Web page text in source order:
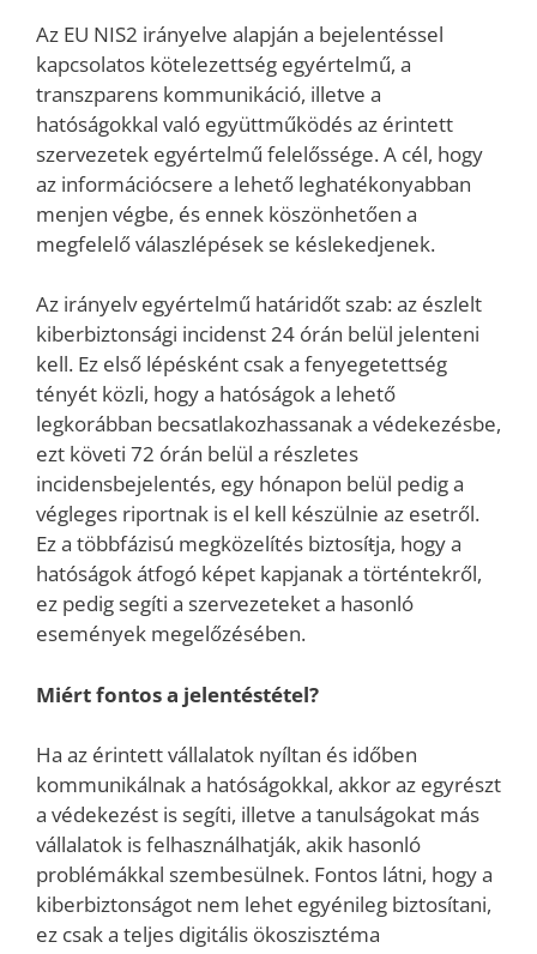
Az EU NIS2 irányelve alapján a bejelentéssel
kapcsolatos kötelezettség egyértelmű, a
transzparens kommunikáció, illetve a
hatóságokkal való együttműködés az érintett
szervezetek egyértelmű felelőssége. A cél, hogy
az információcsere a lehető leghatékonyabban
menjen végbe, és ennek köszönhetően a
megfelelő válaszlépések se késlekedjenek.
Az irányelv egyértelmű határidőt szab: az észlelt
kiberbiztonsági incidenst 24 órán belül jelenteni
kell. Ez első lépésként csak a fenyegetettség
tényét közli, hogy a hatóságok a lehető
legkorábban becsatlakozhassanak a védekezésbe,
ezt követi 72 órán belül a részletes
incidensbejelentés, egy hónapon belül pedig a
végleges riportnak is el kell készülnie az esetről.
Ez a többfázisú megközelítés biztosíŧja, hogy a
hatóságok átfogó képet kapjanak a történtekről,
ez pedig segíti a szervezeteket a hasonló
események megelőzésében.
Miért fontos a jelentéstétel?
Ha az érintett vállalatok nyíltan és időben
kommunikálnak a hatóságokkal, akkor az egyrészt
a védekezést is segíti, illetve a tanulságokat más
vállalatok is felhasználhatják, akik hasonló
problémákkal szembesülnek. Fontos látni, hogy a
kiberbiztonságot nem lehet egyénileg biztosítani,
ez csak a teljes digitális ökoszisztéma